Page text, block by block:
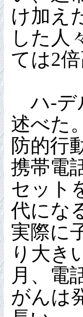
け加え
した人
ては2
ハ-デ
述べた
防的行
携帯電
セット
代にな
実際に
り大き
月、電
がんは